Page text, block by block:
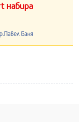
набира
Баня